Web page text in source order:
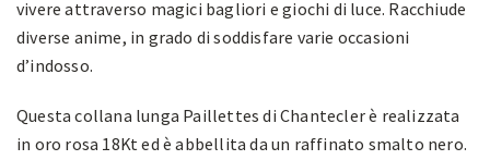
vivere attraverso magici bagliori e giochi di luce. Racchiude
diverse anime, in grado di soddisfare varie occasioni
d’indosso.
Questa collana lunga Paillettes di Chantecler è realizzata
in oro rosa 18Kt ed è abbellita da un raffinato smalto nero.